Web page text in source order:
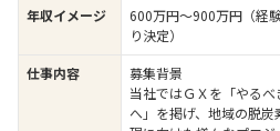
年収イメージ
600万円〜900万円（経
り決定）
仕事内容
募集背景
当社ではＧＸを「やる
へ」を掲げ、地域の脱